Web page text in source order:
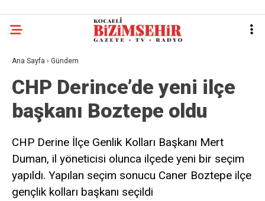
Ana Sayfa › Gündem
CHP Derince’de yeni ilçe
başkanı Boztepe oldu
CHP Derine İlçe Genlik Kolları Başkanı Mert
Duman, il yöneticisi olunca ilçede yeni bir seçim
yapıldı. Yapılan seçim sonucu Caner Boztepe ilçe
gençlik kolları başkanı seçildi